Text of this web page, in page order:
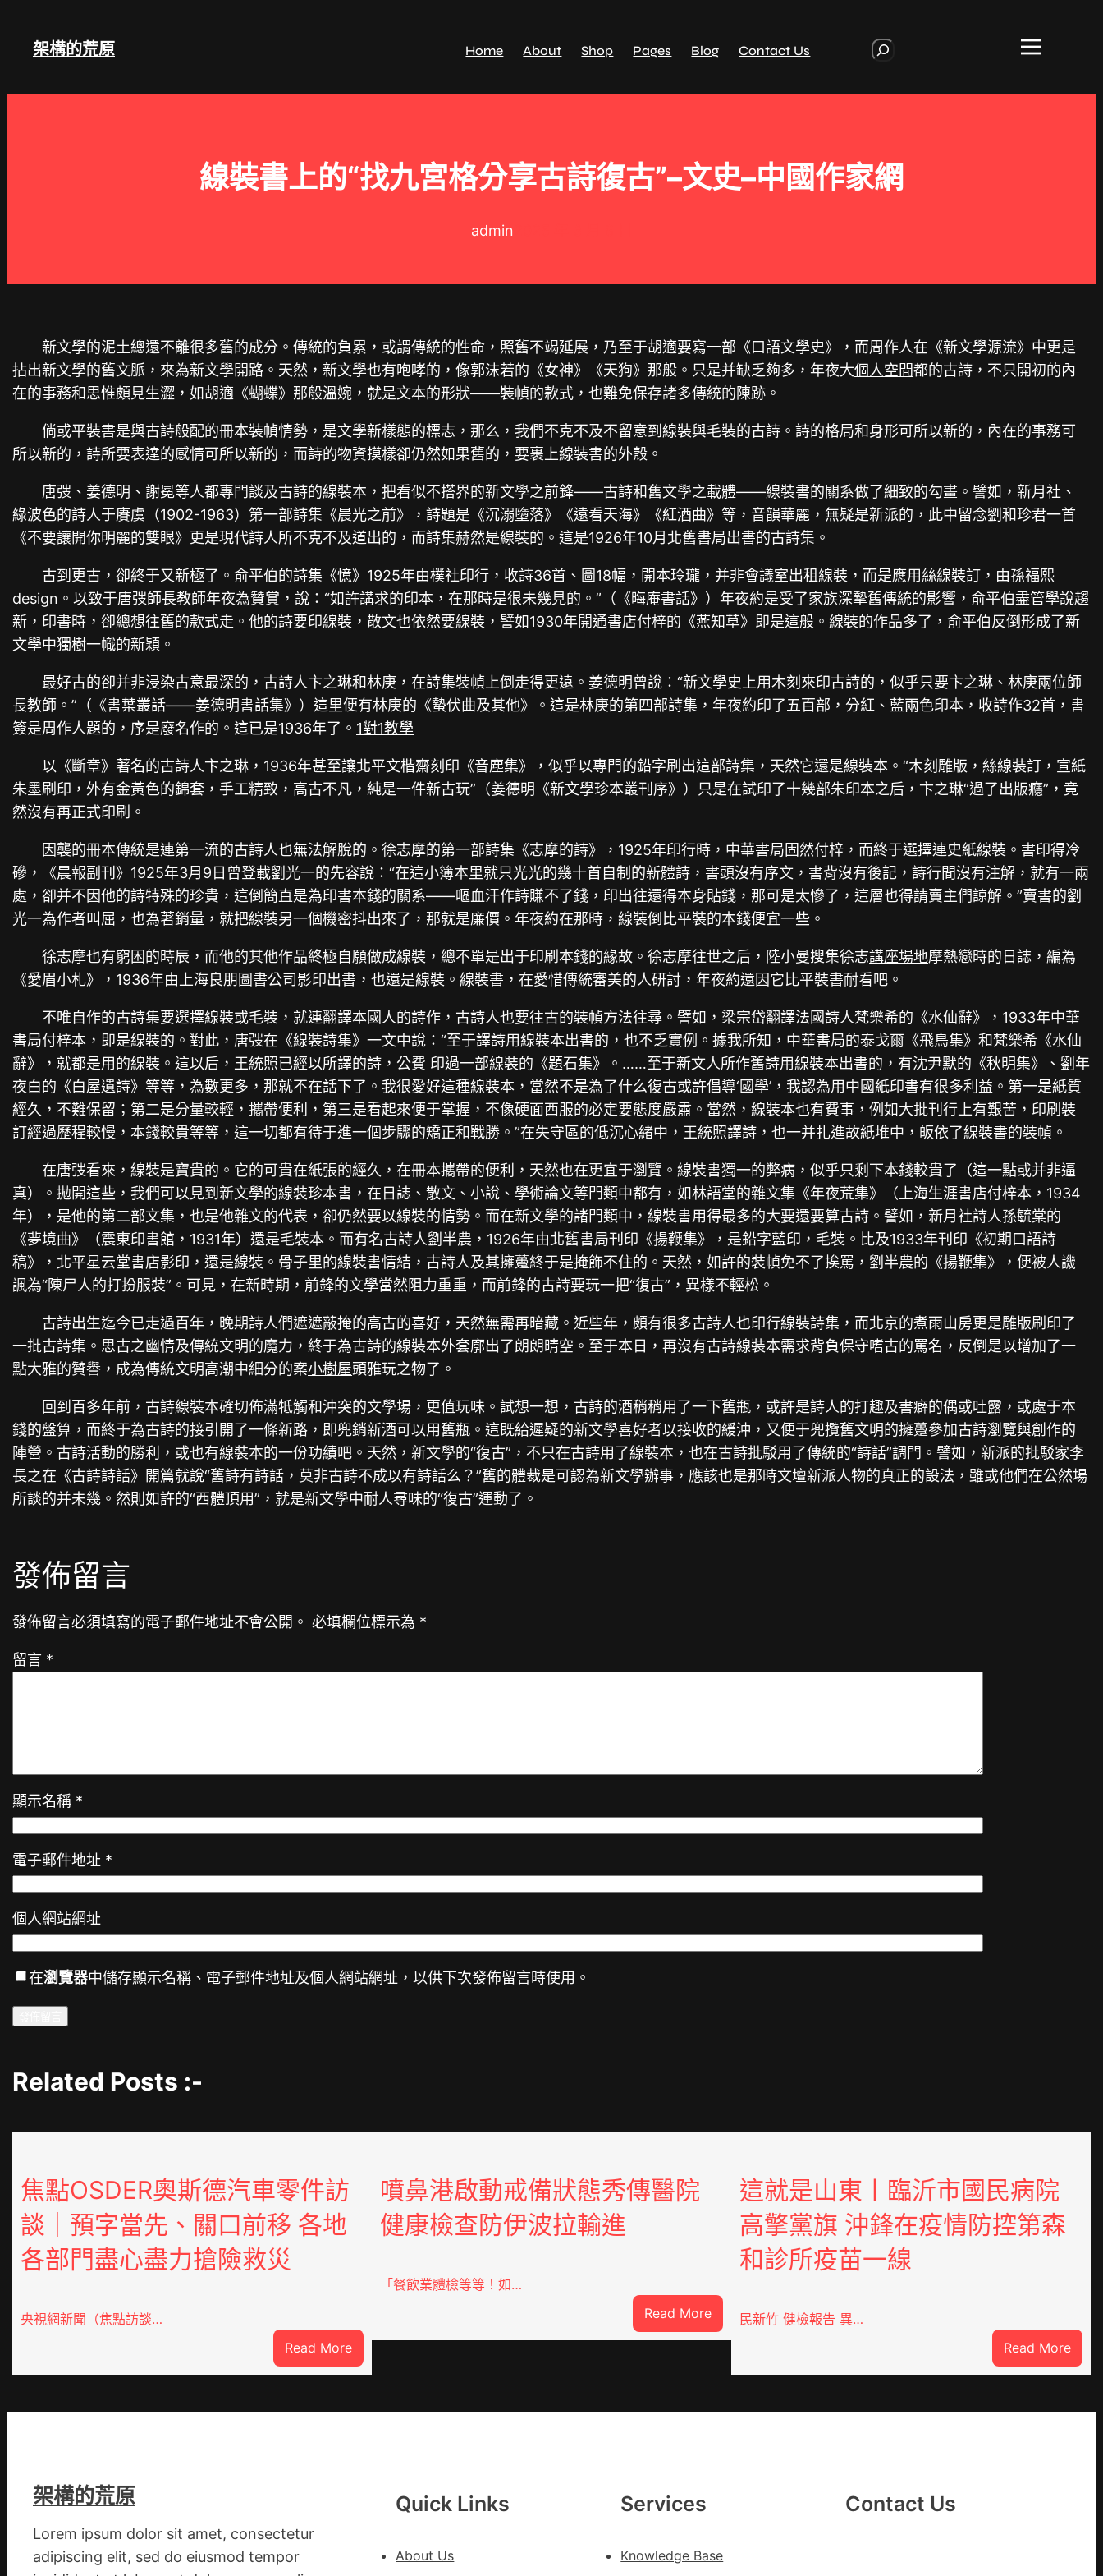
架構的荒原 Home About Shop Pages Blog Contact Us
r
線裝書上的“找九宮格分享古詩復古”–文史–中國作家網
admin
新文學的泥土總還不離很多舊的成分。傳統的負累，或謂傳統的性命，照舊不竭延展，乃至于胡適要寫一部《口語文學史》，而周作人在《新文學源流》中更是
拈出新文學的舊文脈，來為新文學開路。天然，新文學也有咆哮的，像郭沫若的《女神》《天狗》那般。只是并缺乏夠多，年夜大個人空間都的古詩，不只開初的內
在的事務和思惟頗見生澀，如胡適《蝴蝶》那般溫婉，就是文本的形狀——裝幀的款式，也難免保存諸多傳統的陳跡。
倘或平裝書是與古詩般配的冊本裝幀情勢，是文學新樣態的標志，那么，我們不克不及不留意到線裝與毛裝的古詩。詩的格局和身形可所以新的，內在的事務可
所以新的，詩所要表達的感情可所以新的，而詩的物資摸樣卻仍然如果舊的，要裹上線裝書的外殼。
唐弢、姜德明、謝冕等人都專門談及古詩的線裝本，把看似不搭界的新文學之前鋒——古詩和舊文學之載體——線裝書的關系做了細致的勾畫。譬如，新月社、
綠波色的詩人于賡虞（1902-1963）第一部詩集《晨光之前》，詩題是《沉溺墮落》《遠看天海》《紅酒曲》等，音韻華麗，無疑是新派的，此中留念劉和珍君一首
《不要讓開你明麗的雙眼》更是現代詩人所不克不及道出的，而詩集赫然是線裝的。這是1926年10月北舊書局出書的古詩集。
古到更古，卻終于又新極了。俞平伯的詩集《憶》1925年由樸社印行，收詩36首、圖18幅，開本玲瓏，并非會議室出租線裝，而是應用絲線裝訂，由孫福熙
design。以致于唐弢師長教師年夜為贊賞，說：“如許講求的印本，在那時是很未幾見的。”（《晦庵書話》）年夜約是受了家族深摯舊傳統的影響，俞平伯盡管學說趨
新，印書時，卻總想往舊的款式走。他的詩要印線裝，散文也依然要線裝，譬如1930年開通書店付梓的《燕知草》即是這般。線裝的作品多了，俞平伯反倒形成了新
文學中獨樹一幟的新穎。
最好古的卻并非浸染古意最深的，古詩人卞之琳和林庚，在詩集裝幀上倒走得更遠。姜德明曾說：“新文學史上用木刻來印古詩的，似乎只要卞之琳、林庚兩位師
長教師。”（《書葉叢話——姜德明書話集》）這里便有林庚的《蟄伏曲及其他》。這是林庚的第四部詩集，年夜約印了五百部，分紅、藍兩色印本，收詩作32首，書
簽是周作人題的，序是廢名作的。這已是1936年了。 1對1教學
以《斷章》著名的古詩人卞之琳，1936年甚至讓北平文楷齋刻印《音塵集》，似乎以專門的鉛字刷出這部詩集，天然它還是線裝本。“木刻雕版，絲線裝訂，宣紙
朱墨刷印，外有金黃色的錦套，手工精致，高古不凡，純是一件新古玩”（姜德明《新文學珍本叢刊序》）只是在試印了十幾部朱印本之后，卞之琳“過了出版癮”，竟
然沒有再正式印刷。
因襲的冊本傳統是連第一流的古詩人也無法解脫的。徐志摩的第一部詩集《志摩的詩》，1925年印行時，中華書局固然付梓，而終于選擇連史紙線裝。書印得冷
磣，《晨報副刊》1925年3月9日曾登載劉光一的先容說：“在這小簿本里就只光光的幾十首自制的新體詩，書頭沒有序文，書背沒有後記，詩行間沒有注解，就有一兩
處，卻并不因他的詩特殊的珍貴，這倒簡直是為印書本錢的關系——嘔血汗作詩賺不了錢，印出往還得本身貼錢，那可是太慘了，這層也得請賣主們諒解。”賣書的劉
光一為作者叫屈，也為著銷量，就把線裝另一個機密抖出來了，那就是廉價。年夜約在那時，線裝倒比平裝的本錢便宜一些。
徐志摩也有窮困的時辰，而他的其他作品終極自願做成線裝，總不單是出于印刷本錢的緣故。徐志摩往世之后，陸小曼搜集徐志講座場地摩熱戀時的日誌，編為
《愛眉小札》，1936年由上海良朋圖書公司影印出書，也還是線裝。線裝書，在愛惜傳統審美的人研討，年夜約還因它比平裝書耐看吧。
不唯自作的古詩集要選擇線裝或毛裝，就連翻譯本國人的詩作，古詩人也要往古的裝幀方法往尋。譬如，梁宗岱翻譯法國詩人梵樂希的《水仙辭》，1933年中華
書局付梓本，即是線裝的。對此，唐弢在《線裝詩集》一文中說：“至于譯詩用線裝本出書的，也不乏實例。據我所知，中華書局的泰戈爾《飛鳥集》和梵樂希《水仙
辭》，就都是用的線裝。這以后，王統照已經以所譯的詩，公費 印過一部線裝的《題石集》。……至于新文人所作舊詩用線裝本出書的，有沈尹默的《秋明集》、劉年
夜白的《白屋遺詩》等等，為數更多，那就不在話下了。我很愛好這種線裝本，當然不是為了什么復古或許倡導‘國學’，我認為用中國紙印書有很多利益。第一是紙質
經久，不難保留；第二是分量較輕，攜帶便利，第三是看起來便于掌握，不像硬面西服的必定要態度嚴肅。當然，線裝本也有費事，例如大批刊行上有艱苦，印刷裝
訂經過歷程較慢，本錢較貴等等，這一切都有待于進一個步驟的矯正和戰勝。”在失守區的低沉心緒中，王統照譯詩，也一并扎進故紙堆中，皈依了線裝書的裝幀。
在唐弢看來，線裝是寶貴的。它的可貴在紙張的經久，在冊本攜帶的便利，天然也在更宜于瀏覽。線裝書獨一的弊病，似乎只剩下本錢較貴了（這一點或并非逼
真）。拋開這些，我們可以見到新文學的線裝珍本書，在日誌、散文、小說、學術論文等門類中都有，如林語堂的雜文集《年夜荒集》（上海生涯書店付梓本，1934
年），是他的第二部文集，也是他雜文的代表，卻仍然要以線裝的情勢。而在新文學的諸門類中，線裝書用得最多的大要還要算古詩。譬如，新月社詩人孫毓棠的
《夢境曲》（震東印書館，1931年）還是毛裝本。而有名古詩人劉半農，1926年由北舊書局刊印《揚鞭集》，是鉛字藍印，毛裝。比及1933年刊印《初期口語詩
稿》，北平星云堂書店影印，還是線裝。骨子里的線裝書情結，古詩人及其擁躉終于是掩飾不住的。天然，如許的裝幀免不了挨罵，劉半農的《揚鞭集》，便被人譏
諷為“陳尸人的打扮服裝”。可見，在新時期，前鋒的文學當然阻力重重，而前鋒的古詩要玩一把“復古”，異樣不輕松。
古詩出生迄今已走過百年，晚期詩人們遮遮蔽掩的高古的喜好，天然無需再暗藏。近些年，頗有很多古詩人也印行線裝詩集，而北京的煮雨山房更是雕版刷印了
一批古詩集。思古之幽情及傳統文明的魔力，終于為古詩的線裝本外套廓出了朗朗晴空。至于本日，再沒有古詩線裝本需求背負保守嗜古的罵名，反倒是以增加了一
點大雅的贊譽，成為傳統文明高潮中細分的案小樹屋頭雅玩之物了。
回到百多年前，古詩線裝本確切佈滿牴觸和沖突的文學場，更值玩味。試想一想，古詩的酒稍稍用了一下舊瓶，或許是詩人的打趣及書癖的偶或吐露，或處于本
錢的盤算，而終于為古詩的接引開了一條新路，即兜銷新酒可以用舊瓶。這既給遲疑的新文學喜好者以接收的緩沖，又便于兜攬舊文明的擁躉參加古詩瀏覽與創作的
陣營。古詩活動的勝利，或也有線裝本的一份功績吧。天然，新文學的“復古”，不只在古詩用了線裝本，也在古詩批駁用了傳統的“詩話”調門。譬如，新派的批駁家李
長之在《古詩詩話》開篇就說“舊詩有詩話，莫非古詩不成以有詩話么？”舊的體裁是可認為新文學辦事，應該也是那時文壇新派人物的真正的設法，雖或他們在公然場
所談的并未幾。然則如許的“西體頂用”，就是新文學中耐人尋味的“復古”運動了。
發佈留言
發佈留言必須填寫的電子郵件地址不會公開。 必填欄位標示為 *
留言 *
顯示名稱 *
電子郵件地址 *
個人網站網址
在瀏覽器中儲存顯示名稱、電子郵件地址及個人網站網址，以供下次發佈留言時使用。
Related Posts :-
焦點OSDER奧斯德汽車零件訪
談｜預字當先、關口前移 各地
各部門盡心盡力搶險救災
央視網新聞（焦點訪談…
Read More:
焦
OSDER
噴鼻港啟動戒備狀態秀傳醫院
健康檢查防伊波拉輸進
「餐飲業體檢等等！如…
Read More:
噴
動
醫
這就是山東丨臨沂市國民病院
高擎黨旗 沖鋒在疫情防控第森
和診所疫苗一線
民新竹 健檢報告 異…
Read More:
這
是
架構的荒原
Lorem ipsum dolor sit amet, consectetur
adipiscing elit, sed do eiusmod tempor
Quick Links
About Us
Services
Knowledge Base
Contact Us